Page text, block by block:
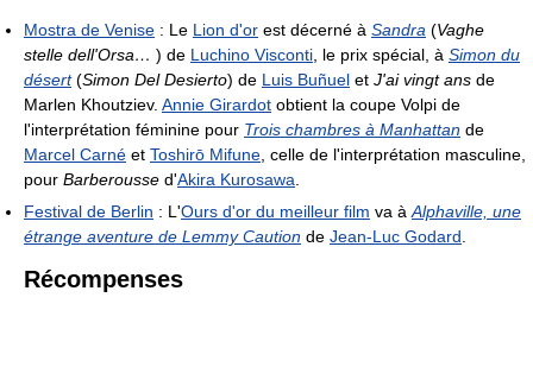
Mostra de Venise : Le Lion d'or est décerné à Sandra (Vaghe
stelle dell'Orsa… ) de Luchino Visconti , le prix spécial, à Simon du
désert(Simon Del Desierto) de Luis Buñuel et J'ai vingt ans de
Marlen Khoutziev. Annie Girardot obtient la coupe Volpi de
l'interprétation féminine pour Trois chambres à Manhattan de
Marcel Carné et Toshirō Mifune , celle de l'interprétation masculine,
pour Barberousse d'Akira Kurosawa
Festival de Berlin : L'Ours d'or du meilleur film va à Alphaville, une
étrange aventure de Lemmy Caution de Jean-Luc Godard
Récompenses